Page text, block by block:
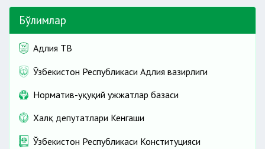
санитария-эпидемиолигия қарши
Бўлимлар
Адлия ТВ
Ўзбекистон Республикаси Адлия вазирлиги
Норматив-ҳуқуқий ҳужжатлар базаси
Халқ депутатлари Кенгаши
Ўзбекистон Республикаси Конституцияси